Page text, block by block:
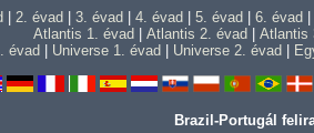
2. évad 3. évad 4. évad 5. évad 6. évad
Atlantis 1. évad
Atlantis 2. évad Atlantis
évad
Universe 1. évad Universe 2. évad
Brazil-Portugál